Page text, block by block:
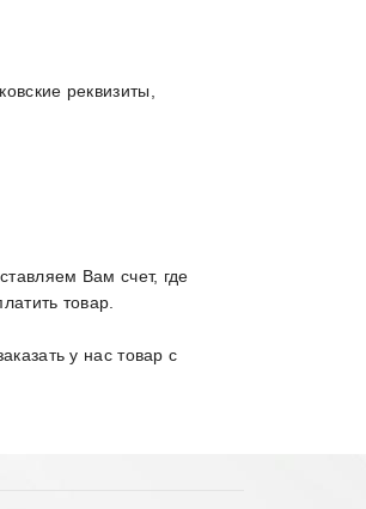
реквизиты,
Вам счет, где
товар.
у нас товар с